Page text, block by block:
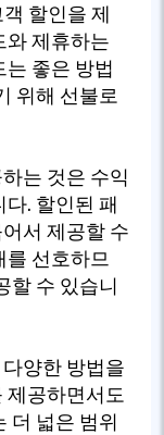
할인을 제
와 제휴하는
좋은 방법
위해 선불로
는 것은 수익
. 할인된 패
서 제공할 수
를 선호하므
할 수 있습니
양한 방법을
제공하면서도
더 넓은 범위